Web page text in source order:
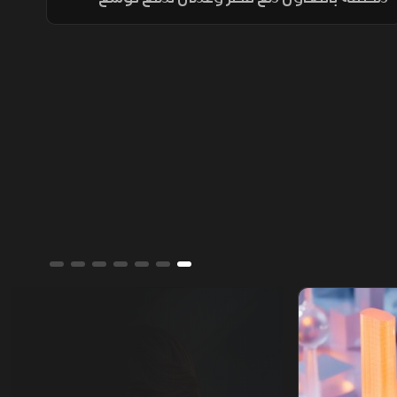
التصعيد مع إيران وحماية طرق الملاحة والطاقة،